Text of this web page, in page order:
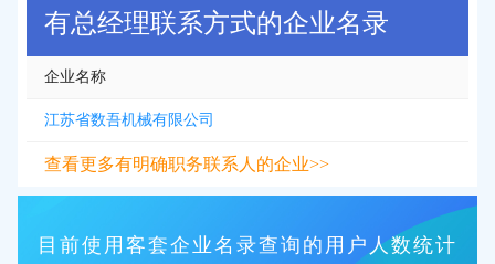
有总经理联系方式的企业名录
企业名称
江苏省数吾机械有限公司
查看更多有明确职务联系人的企业>>
目前使用客套企业名录查询的用户人数统计